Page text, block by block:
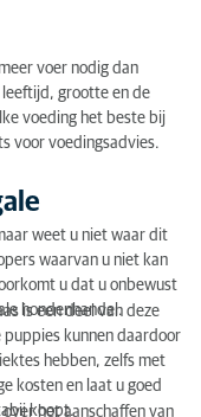
voer nodig dan
leeftijd, grootte en de
voeding het beste bij
voor voedingsadvies.
weet u niet waar dit
waarvan u niet kan
u dat u onbewust
hondenhandel.
is een deel van deze
puppies kunnen daardoor
hebben, zelfs met
kosten en laat u goed
koopt.
het aanschaffen van